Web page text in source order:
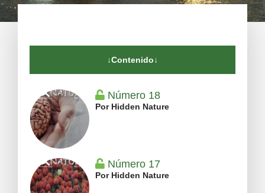
↓Contenido↓
Número 18
Por Hidden Nature
Número 17
Por Hidden Nature